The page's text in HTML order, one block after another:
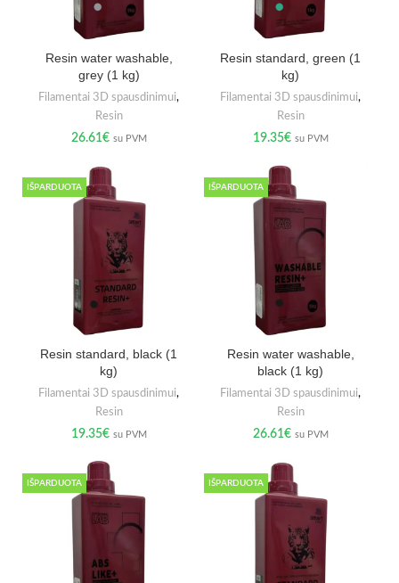
Resin water washable,
grey (1 kg)
Filamentai 3D spausdinimui,
Resin
26.61€ su PVM
Resin standard, green (1
kg)
Filamentai 3D spausdinimui,
Resin
19.35€ su PVM
IŠPARDUOTA
Resin standard, black (1
kg)
Filamentai 3D spausdinimui,
Resin
19.35€ su PVM
IŠPARDUOTA
Resin water washable,
black (1 kg)
Filamentai 3D spausdinimui,
Resin
26.61€ su PVM
IŠPARDUOTA IŠPARDUOTA